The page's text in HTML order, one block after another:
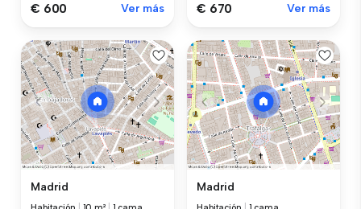
€ 600 Ver más € 670 Ver más
Madrid Madrid